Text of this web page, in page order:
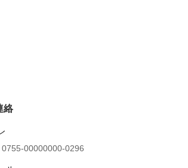
絡
0755-00000000-0296